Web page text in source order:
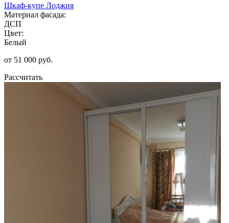
Шкаф-купе Лоджия
Материал фасада:
ДСП
Цвет:
Белый
от 51 000 руб.
Рассчитать